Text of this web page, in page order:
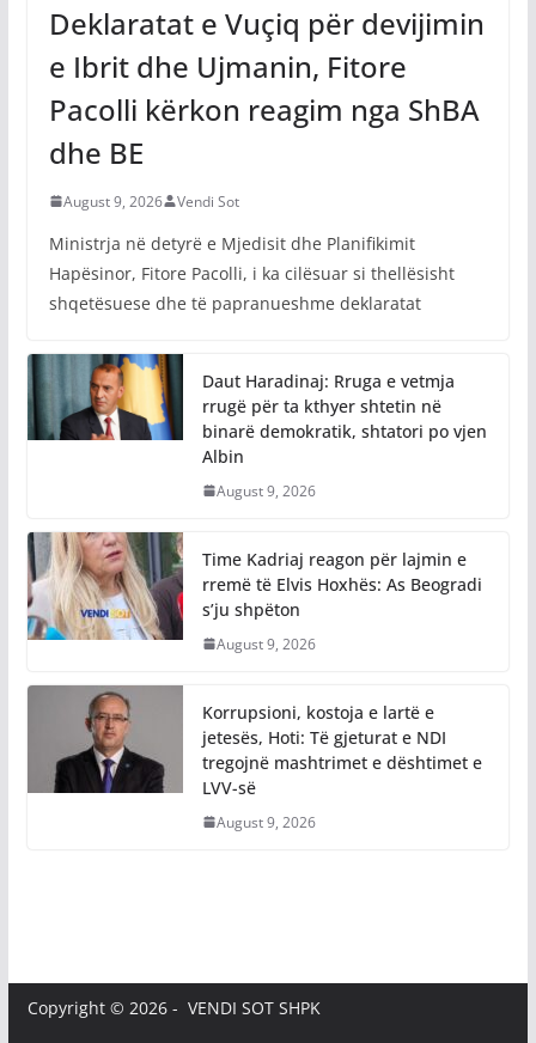
Deklaratat e Vuçiq për devijimin
e Ibrit dhe Ujmanin, Fitore
Pacolli kërkon reagim nga ShBA
dhe BE
August 9, 2026 Vendi Sot
Ministrja në detyrë e Mjedisit dhe Planifikimit
Hapësinor, Fitore Pacolli, i ka cilësuar si thellësisht
shqetësuese dhe të papranueshme deklaratat
Daut Haradinaj: Rruga e vetmja
rrugë për ta kthyer shtetin në
binarë demokratik, shtatori po vjen
Albin
August 9, 2026
Time Kadriaj reagon për lajmin e
rremë të Elvis Hoxhës: As Beogradi
s’ju shpëton
August 9, 2026
Korrupsioni, kostoja e lartë e
jetesës, Hoti: Të gjeturat e NDI
tregojnë mashtrimet e dështimet e
LVV-së
August 9, 2026
Copyright © 2026 - VENDI SOT SHPK